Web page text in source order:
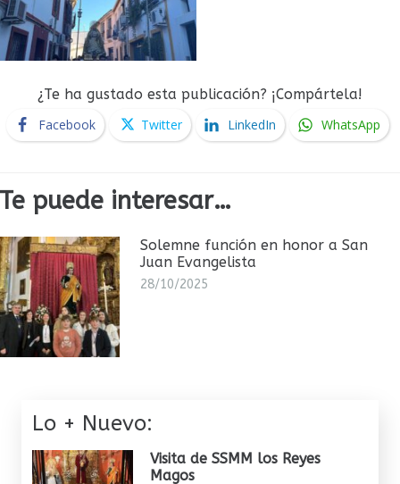
¿Te ha gustado esta publicación? ¡Compártela!
Facebook
Twitter LinkedIn WhatsApp
Te puede interesar…
Solemne función en honor a San
Juan Evangelista
28/10/2025
Lo + Nuevo:
Visita de SSMM los Reyes
Magos